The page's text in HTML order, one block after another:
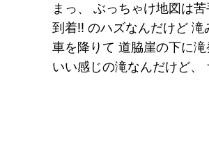
まっ、 ぶっちゃけ地図は
到着!! のハズなんだけど 滝
車を降りて 道脇崖の下に滝
いい感じの滝なんだけど、